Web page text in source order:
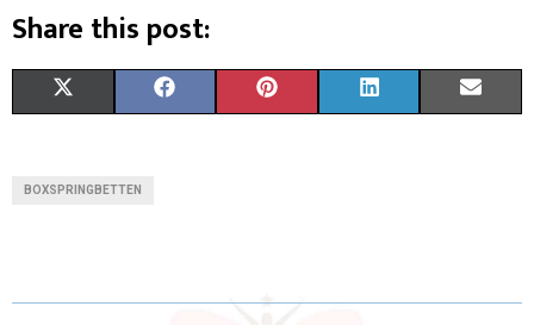
Share this post:
T O R D
BOXSPRINGBETTEN